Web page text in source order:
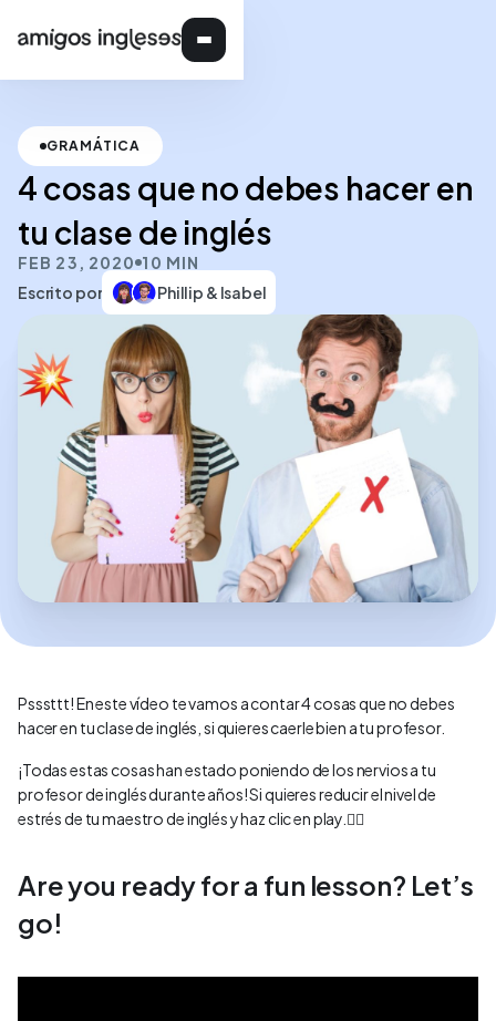
GRAMÁTICA
4 cosas que no debes hacer en
tu clase de inglés
FEB 23, 2020 10 MIN
Escrito por
Phillip & Isabel
Psssttt! En este vídeo te vamos a contar 4 cosas que no debes
hacer en tu clase de inglés, si quieres caerle bien a tu profesor.
¡Todas estas cosas han estado poniendo de los nervios a tu
profesor de inglés durante años! Si quieres reducir el nivel de
estrés de tu maestro de inglés y haz clic en play.💂‍♀️
Are you ready for a fun lesson? Let’s
go!